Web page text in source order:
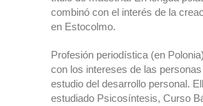
combinó con el interés de la
en Estocolmo.
Profesión periodística (en
con los intereses de las
estudio del desarrollo personal.
estudiado Psicosíntesis, Curso